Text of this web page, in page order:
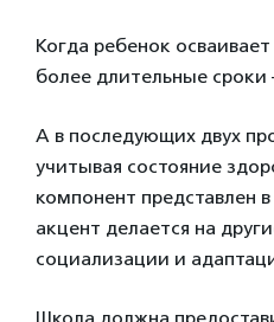
Когда ребенок
более длительные
А в последующих двух
учитывая состояние
компонент представлен
акцент делается на
социализации и